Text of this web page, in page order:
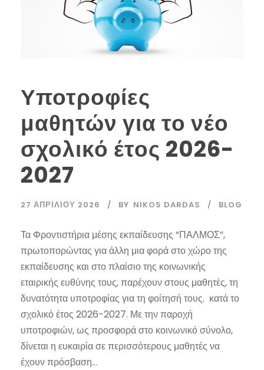
Υποτροφίες
μαθητών για το νέο
σχολικό έτος 2026-
2027
27 ΑΠΡΙΛΊΟΥ 2026 BY NIKOS DARDAS BLOG
Τα Φροντιστήρια μέσης εκπαίδευσης “ΠΑΛΜΟΣ”,
πρωτοπορώντας για άλλη μια φορά στο χώρο της
εκπαίδευσης και στο πλαίσιο της κοινωνικής
εταιρικής ευθύνης τους, παρέχουν στους μαθητές, τη
δυνατότητα υποτροφίας για τη φοίτησή τους. κατά το
σχολικό έτος 2026-2027. Με την παροχή
υποτροφιών, ως προσφορά στο κοινωνικό σύνολο,
δίνεται η ευκαιρία σε περισσότερους μαθητές να
έχουν πρόσβαση...